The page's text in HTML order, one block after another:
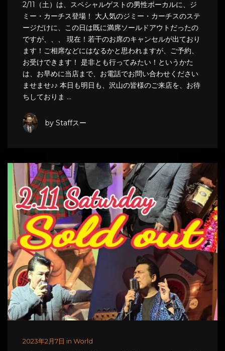
2/11（土）は、スペシャルゲストの男性ボーカルに、ジ
ミー・カーチス登場！ 大人気のジミー・カーチスのステ
ージだけに、この日は既に満席ソールドアウトだったの
ですが、、、 現在！若干のお席のキャンセルが出ており
ます！ご相席などにはなるかと思われますが、ご予約、
お受けできます！ 是非とも行ってみたい！というかた
は、お早めに当店まで、お電話でお問い合わせください
ませませ♪♪ 本日も明日も、沢山の皆様のご来店を、お待
ちしておりま …
by Staffスー
2023年2月7日 in World